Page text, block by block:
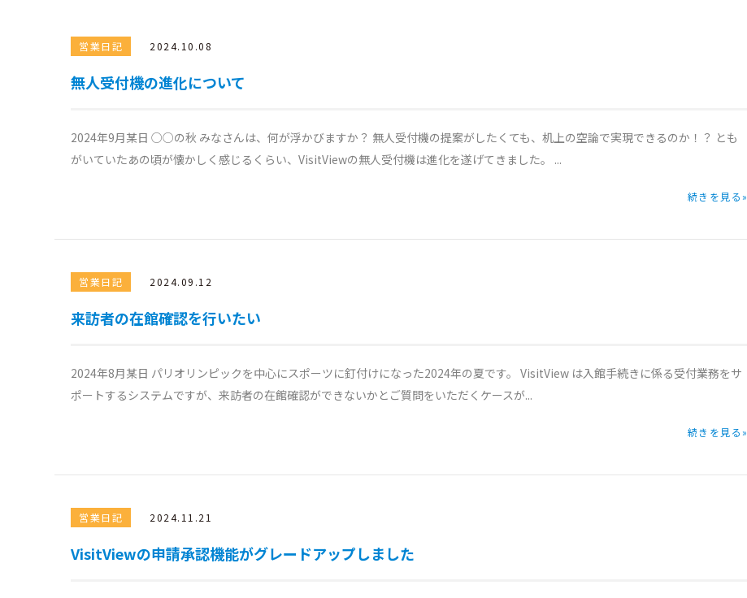
営業日記 2024.10.08
無人受付機の進化について
2024年9月某日 ○○の秋 みなさんは、何が浮かびますか？ 無人受付機の提案がしたくても、机上の空論で実現できるのか！？ とも
がいていたあの頃が懐かしく感じるくらい、VisitViewの無人受付機は進化を遂げてきました。 ...
続きを見る»
営業日記 2024.09.12
来訪者の在館確認を行いたい
2024年8月某日 パリオリンピックを中心にスポーツに釘付けになった2024年の夏です。 VisitView は入館手続きに係る受付業務をサ
ポートするシステムですが、来訪者の在館確認ができないかとご質問をいただくケースが...
続きを見る»
営業日記 2024.11.21
VisitViewの申請承認機能がグレードアップしました